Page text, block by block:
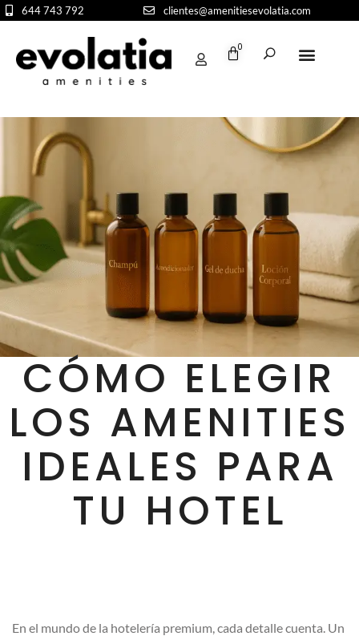
644 743 792 clientes@amenitiesevolatia.com
0
CÓMO ELEGIR
LOS AMENITIES
IDEALES PARA
TU HOTEL
En el mundo de la hotelería premium, cada detalle cuenta. Un